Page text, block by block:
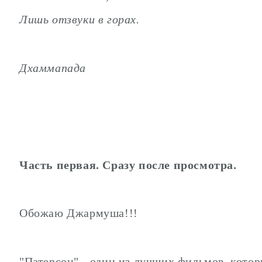
Лишь отзвуки в горах.
Дхаммапада
Часть первая. Сразу после просмотра.
Обожаю Джармуша!!!